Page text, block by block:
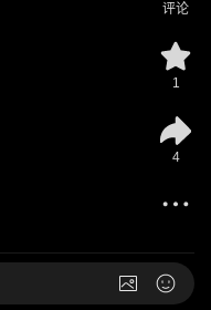
评论
1
4